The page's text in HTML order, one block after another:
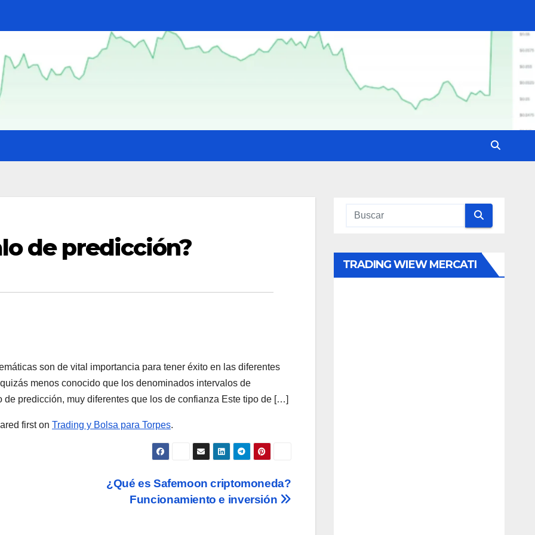
de predicción?
son de vital importancia para tener éxito en las diferentes
menos conocido que los denominados intervalos de
predicción, muy diferentes que los de confianza Este tipo de […]
first on Trading y Bolsa para Torpes.
¿Qué es Safemoon criptomoneda?
Funcionamiento e inversión
TRADING WIEW MERCATI